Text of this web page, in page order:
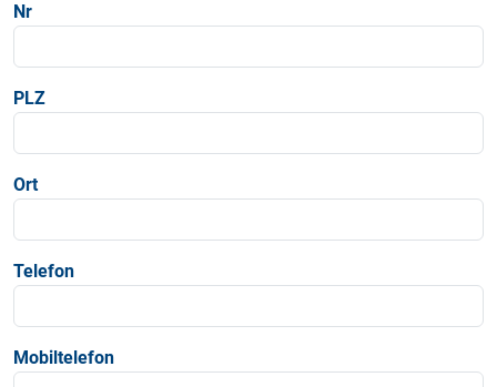
Nr
PLZ
Ort
Telefon
Mobiltelefon